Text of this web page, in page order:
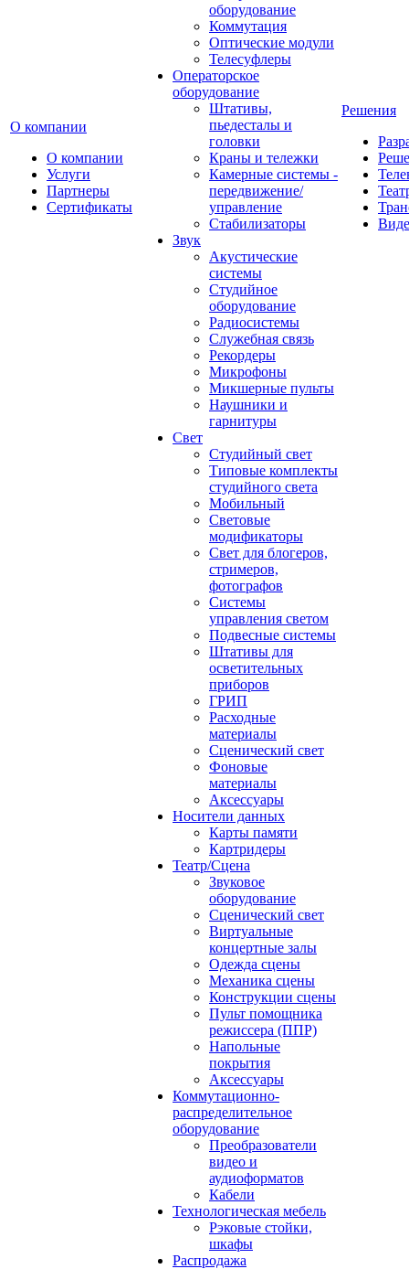
О компании
О компании
Услуги
Партнеры
Сертификаты
оборудование
Коммутация
Оптические модули
Телесуфлеры
Операторское
оборудование
Штативы,
пьедесталы и
головки
Краны и тележки
Камерные системы -
передвижение/
управление
Стабилизаторы
Звук
Акустические
системы
Студийное
оборудование
Радиосистемы
Служебная связь
Рекордеры
Микрофоны
Микшерные пульты
Наушники и
гарнитуры
Свет
Студийный свет
Типовые комплекты
студийного света
Мобильный
Световые
модификаторы
Свет для блогеров,
стримеров,
фотографов
Системы
управления светом
Подвесные системы
Штативы для
осветительных
приборов
ГРИП
Расходные
материалы
Сценический свет
Фоновые
материалы
Аксессуары
Носители данных
Карты памяти
Картридеры
Театр/Сцена
Звуковое
оборудование
Сценический свет
Виртуальные
концертные залы
Одежда сцены
Механика сцены
Конструкции сцены
Пульт помощника
режиссера (ППР)
Напольные
покрытия
Аксессуары
Коммутационно-
распределительное
оборудование
Преобразователи
видео и
аудиоформатов
Кабели
Технологическая мебель
Рэковые стойки,
шкафы
Распродажа
Решения